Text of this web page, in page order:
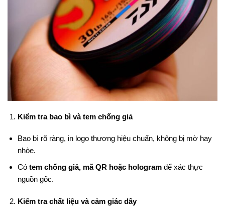
Kiểm tra bao bì và tem chống giả
Bao bì rõ ràng, in logo thương hiệu chuẩn, không bị mờ hay
nhòe.
Có tem chống giả, mã QR hoặc hologramđể xác thực
nguồn gốc.
Kiểm tra chất liệu và cảm giác dây